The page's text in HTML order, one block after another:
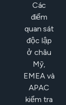
Các
điểm
quan sát
độc lập
ở châu
Mỹ,
EMEA và
APAC
kiểm tra